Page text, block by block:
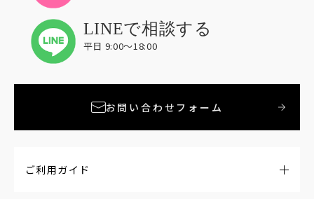
LINEで相談する
平日 9:00〜18:00
お問い合わせフォーム
ご利用ガイド